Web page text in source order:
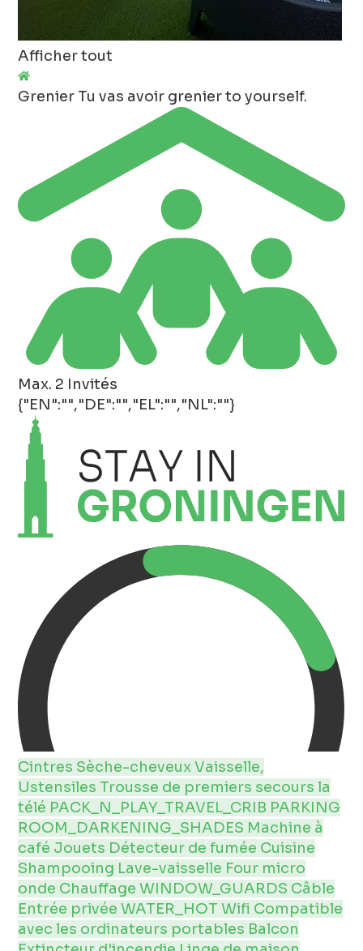
Afficher tout
Grenier Tu vas avoir grenier to yourself.
Max. 2 Invités
{"EN":"","DE":"","EL":"","NL":""}
Cintres Sèche-cheveuxVaisselle,
Ustensiles Trousse de premiers secoursla
télé PACK_N_PLAY_TRAVEL_CRIB PARKING
ROOM_DARKENING_SHADES Machine à
café Jouets Détecteur de fumée Cuisine
Shampooing Lave-vaisselle Four micro
onde ChauffageWINDOW_GUARDS Câble
Entrée privéeWATER_HOTWifi Compatible
avec les ordinateurs portables Balcon